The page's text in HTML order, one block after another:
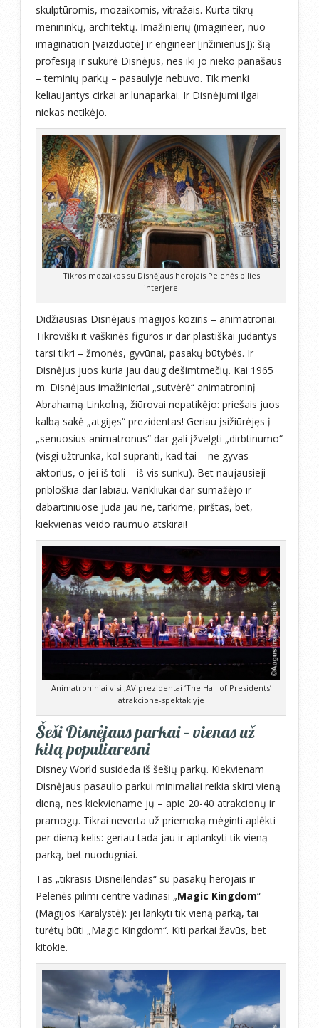
skulptūromis, mozaikomis, vitražais. Kurta tikrų
menininkų, architektų. Imažinierių (imagineer, nuo
imagination [vaizduotė] ir engineer [inžinierius]): šią
profesiją ir sukūrė Disnėjus, nes iki jo nieko panašaus
– teminių parkų – pasaulyje nebuvo. Tik menki
keliaujantys cirkai ar lunaparkai. Ir Disnėjumi ilgai
niekas netikėjo.
Tikros mozaikos su Disnėjaus herojais Pelenės pilies
interjere
Didžiausias Disnėjaus magijos koziris – animatronai.
Tikroviški it vaškinės figūros ir dar plastiškai judantys
tarsi tikri – žmonės, gyvūnai, pasakų būtybės. Ir
Disnėjus juos kuria jau daug dešimtmečių. Kai 1965
m. Disnėjaus imažinieriai „sutvėrė“ animatroninį
Abrahamą Linkolną, žiūrovai nepatikėjo: priešais juos
kalbą sakė „atgijęs“ prezidentas! Geriau įsižiūrėjęs į
„senuosius animatronus“ dar gali įžvelgti „dirbtinumo“
(visgi užtrunka, kol supranti, kad tai – ne gyvas
aktorius, o jei iš toli – iš vis sunku). Bet naujausieji
pribloškia dar labiau. Varikliukai dar sumažėjo ir
dabartiniuose juda jau ne, tarkime, pirštas, bet,
kiekvienas veido raumuo atskirai!
Animatroniniai visi JAV prezidentai ‘The Hall of Presidents’
atrakcione-spektaklyje
Šeši Disnėjaus parkai – vienas už
kitą populiaresni
Disney World susideda iš šešių parkų. Kiekvienam
Disnėjaus pasaulio parkui minimaliai reikia skirti vieną
dieną, nes kiekviename jų – apie 20-40 atrakcionų ir
pramogų. Tikrai neverta už priemoką mėginti aplėkti
per dieną kelis: geriau tada jau ir aplankyti tik vieną
parką, bet nuodugniai.
Tas „tikrasis Disneilendas“ su pasakų herojais ir
Pelenės pilimi centre vadinasi „Magic Kingdom“
(Magijos Karalystė): jei lankyti tik vieną parką, tai
turėtų būti „Magic Kingdom“. Kiti parkai žavūs, bet
kitokie.